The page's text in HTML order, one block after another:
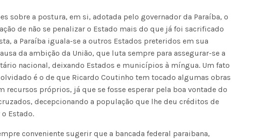
sobre a postura, em si, adotada pelo governador da Paraíba, o
de não se penalizar o Estado mais do que já foi sacrificado
a Paraíba iguala-se a outros Estados preteridos em sua
da ambição da União, que luta sempre para assegurar-se a
nacional, deixando Estados e municípios à míngua. Um fato
é o de que Ricardo Coutinho tem tocado algumas obras
recursos próprios, já que se fosse esperar pela boa vontade do
decepcionando a população que lhe deu créditos de
Estado.
conveniente sugerir que a bancada federal paraibana,
Seinfra realiza serviços de tapa-
buraco em quase 50 bairros nesta